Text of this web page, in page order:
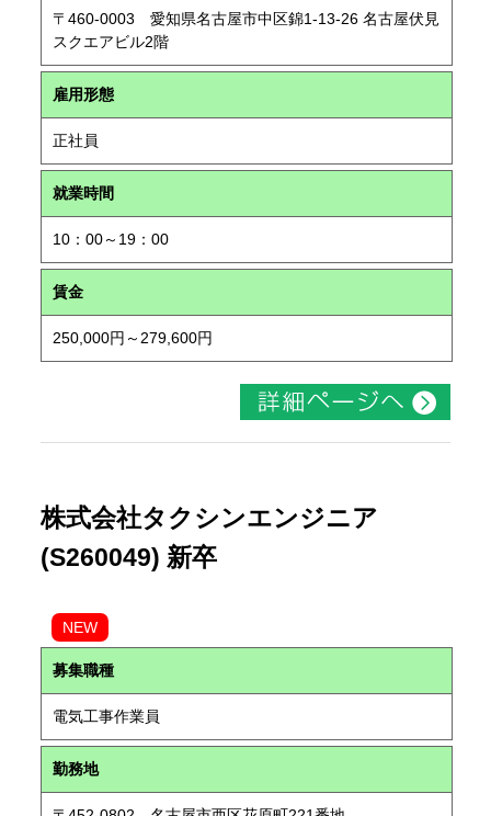
〒460-0003 愛知県名古屋市中区錦1-13-26 名古屋伏見
スクエアビル2階
雇用形態
正社員
就業時間
10：00～19：00
賃金
250,000円～279,600円
株式会社タクシンエンジニア
(S260049) 新卒
NEW
募集職種
電気工事作業員
勤務地